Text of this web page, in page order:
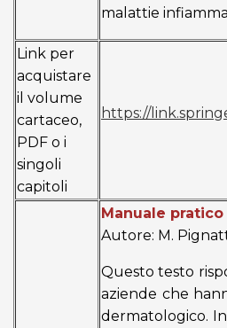
malattie
Link per
acquistare
il volume
cartaceo,
PDF o i
singoli
capitoli
https://
Manuale
Autore: M.
Questo testo
aziende che
dermatologico.